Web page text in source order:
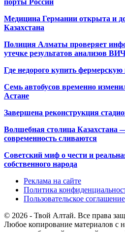
Медицина Германии открыта и
Казахстана
Полиция Алматы проверяет
утечке результатов анализов
Где недорого купить
Семь автобусов временно
Астане
Завершена реконструкция
Волшебная столица Казахстана
современность сливаются
Советский миф о чести и
собственного народа
Реклама на сайте
Политика
Пользовательское соглашение
© 2026 - Твой Алтай. Все права
Любое копирование материалов с